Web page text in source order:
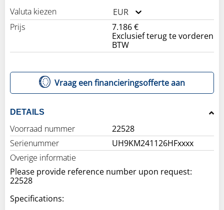
Valuta kiezen
EUR
Prijs
7.186 €
Exclusief terug te vorderen
BTW
Vraag een financieringsofferte aan
DETAILS
Voorraad nummer
22528
Serienummer
UH9KM241126HFxxxx
Overige informatie
Please provide reference number upon request:
22528
Specifications: